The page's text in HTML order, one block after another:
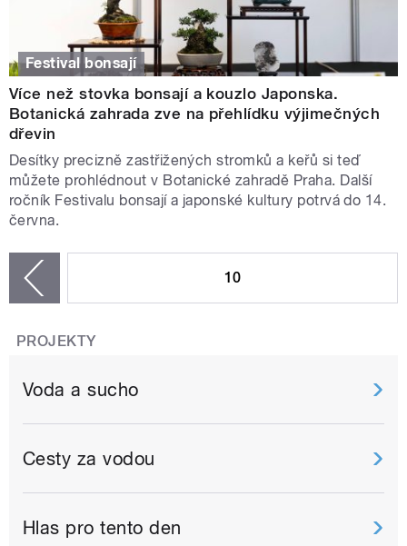
Festival bonsají
Více než stovka bonsají a kouzlo Japonska.
Botanická zahrada zve na přehlídku výjimečných
dřevin
Desítky precizně zastřižených stromků a keřů si teď
můžete prohlédnout v Botanické zahradě Praha. Další
ročník Festivalu bonsají a japonské kultury potrvá do 14.
června.
10
PROJEKTY
Voda a sucho
Cesty za vodou
Hlas pro tento den